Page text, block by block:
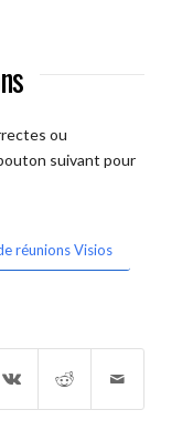
ou
suivant pour
réunions Visios